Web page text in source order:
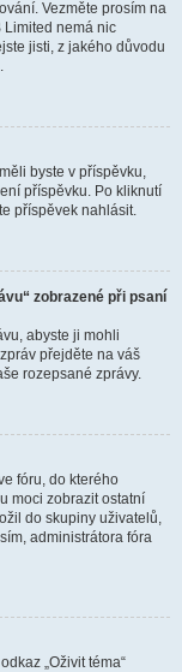
Vezměte prosím na
Limited nemá nic
jisti, z jakého důvodu
byste v příspěvku,
příspěvku. Po kliknutí
příspěvek nahlásit.
zobrazené při psaní
abyste ji mohli
přejděte na váš
rozepsané zprávy.
fóru, do kterého
moci zobrazit ostatní
do skupiny uživatelů,
administrátora fóra
„Oživit téma“